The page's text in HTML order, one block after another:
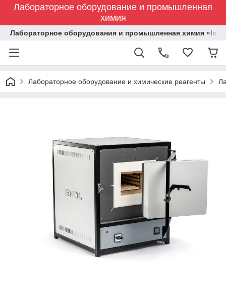
Лабораторное оборудование и промышленная
химия
Лабораторное оборудования и промышленная химия
Лабораторное оборудование и химические реагенты